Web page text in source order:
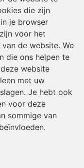
die zijn
je browser
voor het
de website. We
die ons helpen te
website
met uw
Je hebt ook
voor deze
sommige van